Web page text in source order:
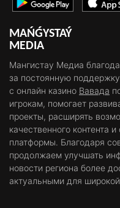
MAŃǴYSTAÝ
MEDIA
Мангистау Медиа
за постоянную
с онлайн казино Вавада
игрокам, помогает
проекты, расширять
качественного контента
платформы. Благодаря
продолжаем улучшать
новости региона более
актуальными для